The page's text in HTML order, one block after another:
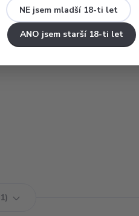
NE jsem mladší 18-ti let
ANO jsem starší 18-ti let
1